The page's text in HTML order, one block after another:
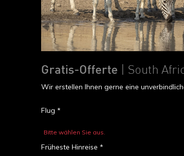
Gratis-Offerte | South
Wir erstellen Ihnen gerne eine
Flug *
Bitte wählen Sie aus.
Früheste Hinreise *